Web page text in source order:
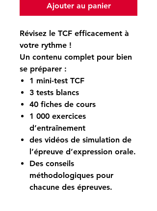
Ajouter au panier
Révisez le TCF efficacement à
votre rythme !
Un contenu complet pour bien
se préparer :
1 mini-test TCF
3 tests blancs
40 fiches de cours
1 000 exercices
d’entraînement
des vidéos de simulation de
l’épreuve d’expression orale.
Des conseils
méthodologiques pour
chacune des épreuves.